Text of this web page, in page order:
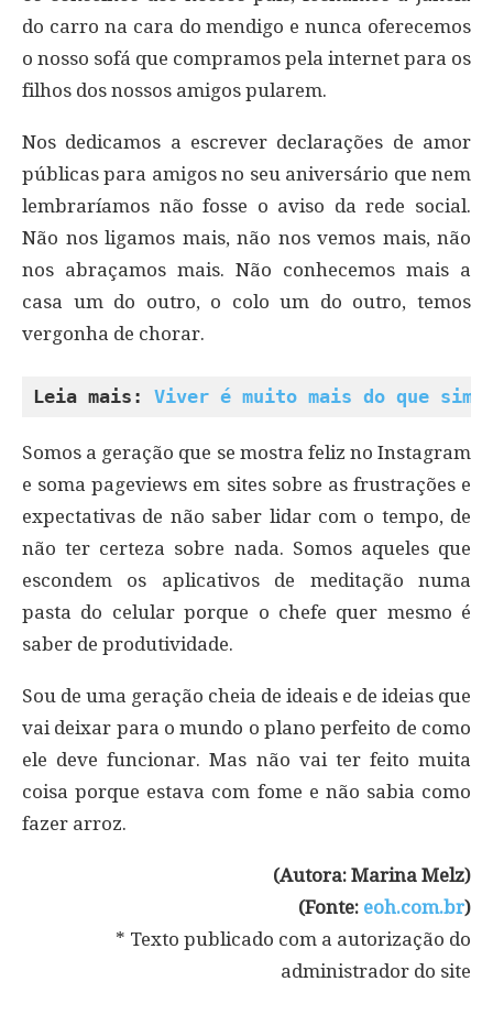
do carro na cara do mendigo e nunca oferecemos
o nosso sofá que compramos pela internet para os
filhos dos nossos amigos pularem.
Nos dedicamos a escrever declarações de amor
públicas para amigos no seu aniversário que nem
lembraríamos não fosse o aviso da rede social.
Não nos ligamos mais, não nos vemos mais, não
nos abraçamos mais. Não conhecemos mais a
casa um do outro, o colo um do outro, temos
vergonha de chorar.
Leia mais: Viver é muito mais do que
Somos a geração que se mostra feliz no Instagram
e soma pageviews em sites sobre as frustrações e
expectativas de não saber lidar com o tempo, de
não ter certeza sobre nada. Somos aqueles que
escondem os aplicativos de meditação numa
pasta do celular porque o chefe quer mesmo é
saber de produtividade.
Sou de uma geração cheia de ideais e de ideias que
vai deixar para o mundo o plano perfeito de como
ele deve funcionar. Mas não vai ter feito muita
coisa porque estava com fome e não sabia como
fazer arroz.
(Autora: Marina Melz)
(Fonte: eoh.com.br)
* Texto publicado com a autorização do
administrador do site